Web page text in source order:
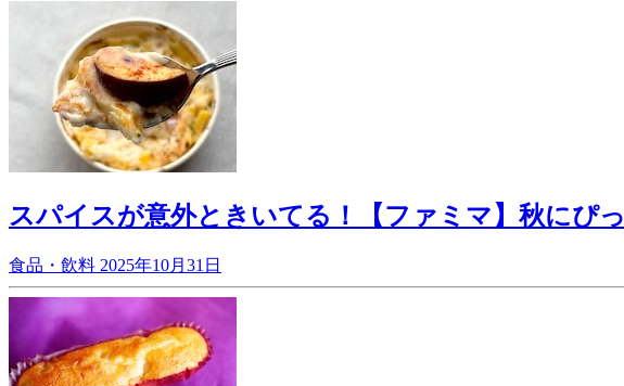
スパイスが意外ときいてる！【ファミマ】秋にぴ
食品・飲料 2025年10月31日